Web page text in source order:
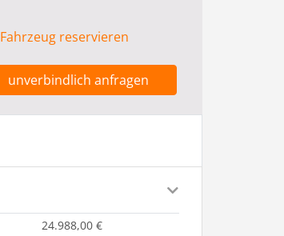
Fahrzeug reservieren
unverbindlich anfragen
24.988,00 €